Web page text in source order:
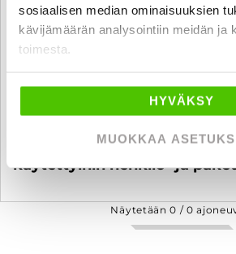
sosiaalisen median ominaisuuksien
kävijämäärän analysointiin meidän ja
toimesta.
HYVÄKSY
MUOKKAA
6 kk koroton ja kuluton
käytettyihin henkilö- ja
Näytetään0 /0